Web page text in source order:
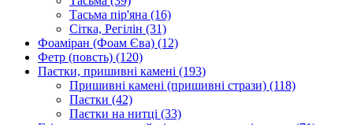
Тасьма пір'яна (16)
Сітка, Регілін (31)
Фоаміран (Фоам Єва) (12)
Фетр (повсть) (120)
Паєтки, пришивні камені (193)
Пришивні камені (пришивні стрази) (118)
Паєтки (42)
Паєтки на нитці (33)